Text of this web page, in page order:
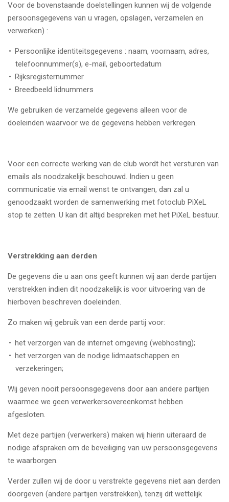
Voor de bovenstaande doelstellingen kunnen wij de volgende
persoonsgegevens van u vragen, opslagen, verzamelen en
verwerken) :
Persoonlijke identiteitsgegevens : naam, voornaam, adres,
telefoonnummer(s), e-mail, geboortedatum
Rijksregisternummer
Breedbeeld lidnummers
We gebruiken de verzamelde gegevens alleen voor de
doeleinden waarvoor we de gegevens hebben verkregen.
Voor een correcte werking van de club wordt het versturen van
emails als noodzakelijk beschouwd. Indien u geen
communicatie via email wenst te ontvangen, dan zal u
genoodzaakt worden de samenwerking met fotoclub PiXeL
stop te zetten. U kan dit altijd bespreken met het PiXeL bestuur.
Verstrekking aan derden
De gegevens die u aan ons geeft kunnen wij aan derde partijen
verstrekken indien dit noodzakelijk is voor uitvoering van de
hierboven beschreven doeleinden.
Zo maken wij gebruik van een derde partij voor:
het verzorgen van de internet omgeving (webhosting);
het verzorgen van de nodige lidmaatschappen en
verzekeringen;
Wij geven nooit persoonsgegevens door aan andere partijen
waarmee we geen verwerkersovereenkomst hebben
afgesloten.
Met deze partijen (verwerkers) maken wij hierin uiteraard de
nodige afspraken om de beveiliging van uw persoonsgegevens
te waarborgen.
Verder zullen wij de door u verstrekte gegevens niet aan derden
doorgeven (andere partijen verstrekken), tenzij dit wettelijk